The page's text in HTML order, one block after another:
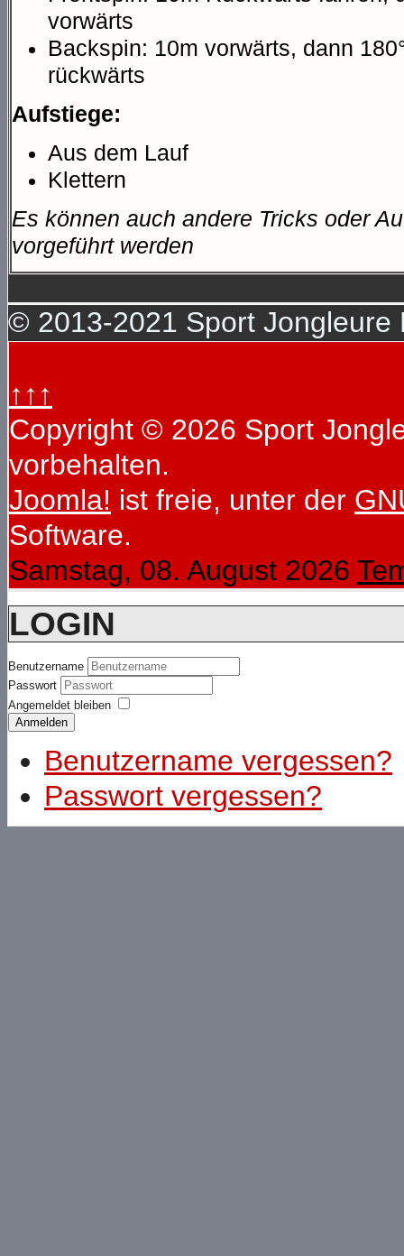
vorwärts
Backspin: 10m vorwärts, dann
rückwärts
Aufstiege:
Aus dem Lauf
Klettern
Es können auch andere Tricks oder
vorgeführt werden
© 2013-2021 Sport Jongleure
↑↑↑
Copyright © 2026 Sport
vorbehalten.
Joomla! ist freie, unter der
Software.
Samstag, 08. August 2026
LOGIN
Benutzername
Passwort
Angemeldet bleiben
Anmelden
Benutzername vergessen?
Passwort vergessen?